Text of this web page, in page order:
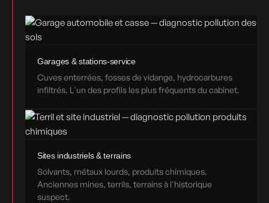
Garages & stations-service
Cuves enterrées, fosses de vidange, hydrocarbures
infiltrés. L'un des profils les plus fréquents du cabinet.
Sites industriels & terrains
Solvants, métaux lourds, produits chimiques.
Anciennes mines, terrils, terrains à l'historique
suspect.